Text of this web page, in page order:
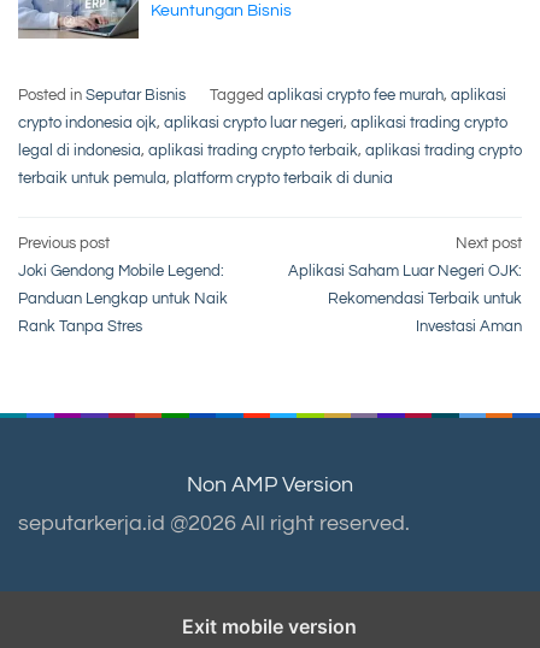
Keuntungan Bisnis
Posted in Seputar Bisnis Tagged aplikasi crypto fee murah, aplikasi
crypto indonesia ojk, aplikasi crypto luar negeri, aplikasi trading crypto
legal di indonesia, aplikasi trading crypto terbaik, aplikasi trading crypto
terbaik untuk pemula, platform crypto terbaik di dunia
Post
navigation
Previous post
Joki Gendong Mobile Legend:
Panduan Lengkap untuk Naik
Rank Tanpa Stres
Next post
Aplikasi Saham Luar Negeri OJK:
Rekomendasi Terbaik untuk
Investasi Aman
Non AMP Version
seputarkerja.id @2026 All right reserved.
Exit mobile version